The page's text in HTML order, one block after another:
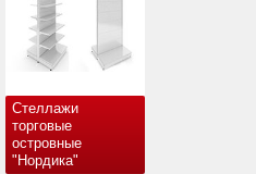
Стеллажи
торговые
островные
"Нордика"